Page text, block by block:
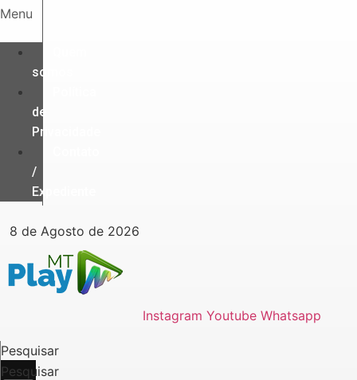
Ir
o
conteúdo
Menu
somos
de
Privacidade
/
Expediente
8 de Agosto de 2026
Instagram Youtube Whatsapp
Pesquisar
Pesquisar